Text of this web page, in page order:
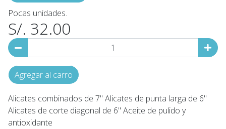
Pocas unidades.
S/. 32.00
Agregar al carro
Alicates combinados de 7" Alicates de punta larga de 6"
Alicates de corte diagonal de 6" Aceite de pulido y
antioxidante